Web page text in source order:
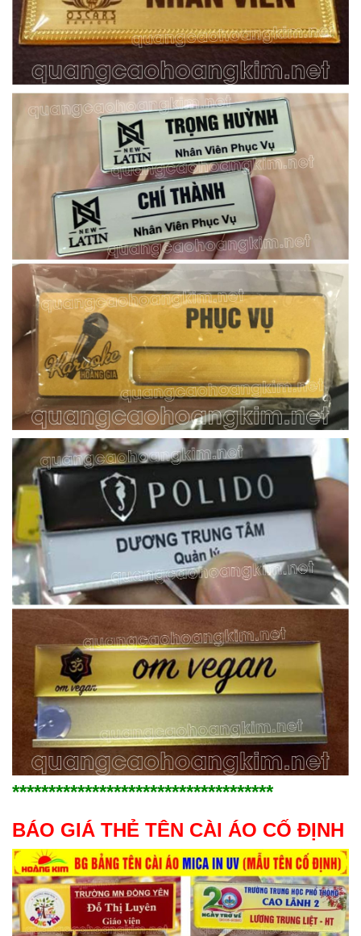
************************************
BÁO GIÁ THẺ TÊN CÀI ÁO CỐ ĐỊNH